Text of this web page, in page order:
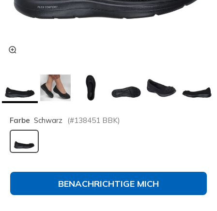
Farbe Schwarz (#138451 BBK)
ausgewählt
BENACHRICHTIGE MICH